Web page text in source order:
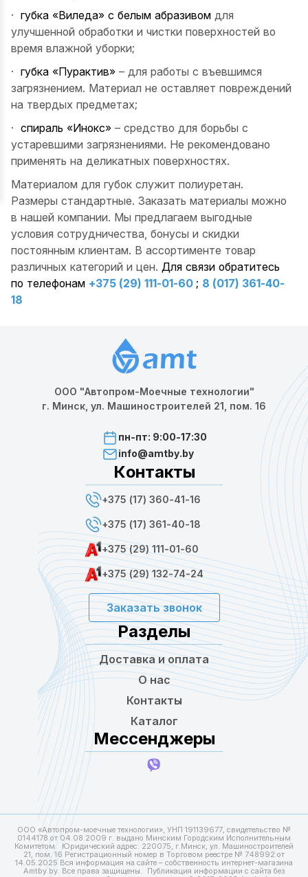
· губка «Виледа» с белым абразивом для
улучшенной обработки и чистки поверхностей во
время влажной уборки;
· губка «Пурактив» – для работы с въевшимся
загрязнением. Материал не оставляет повреждений
на твердых предметах;
· спираль «Инокс» – средство для борьбы с
устаревшими загрязнениями. Не рекомендовано
применять на деликатных поверхностях.
Материалом для губок служит полиуретан.
Размеры стандартные. Заказать материалы можно
в нашей компании. Мы предлагаем выгодные
условия сотрудничества, бонусы и скидки
постоянным клиентам. В ассортименте товар
различных категорий и цен. Для связи обратитесь
по телефонам +375 (29) 111-01-60 ; 8 (017) 361-40-
18
ООО "Автопром-Моечные технологии"
г. Минск, ул. Машиностроителей 21, пом. 16
пн-пт: 9:00-17:30
info@amtby.by
Контакты
+375 (17) 360-41-16
+375 (17) 361-40-18
+375 (29) 111-01-60
+375 (29) 132-74-24
Заказать звонок
Разделы
Доставка и оплата
О нас
Контакты
Каталог
Мессенджеры
ООО «Автопром-моечные технологии», УНП 191139677, свидетельство №
0144178 от 04.08.2009 г. выдано Минским Городским Исполнительным
Комитетом. Юридический адрес: 220075, г.Минск, ул. Машиностроителей
21, пом. 16 Регистрационный номер в Торговом реестре № 748992 от
14.05.2025 Вся информация на сайте – собственность интернет-магазина
Amtby.by. Все права защищены. Публикация информации с сайта без